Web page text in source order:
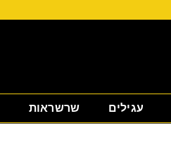
עגילים שרשראות